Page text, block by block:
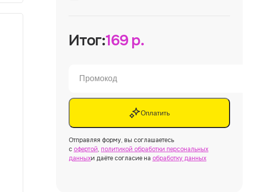
Итог:169р.
Оплатить
Отправляя форму, вы соглашаетесь
с офертой, политикой обработки персональных
данныхи даёте согласие на обработку данных